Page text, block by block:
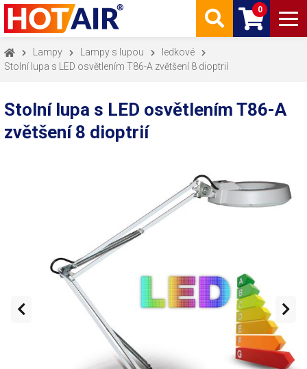
0
Lampy Lampy s lupou
ledkové
Stolní lupa s LED osvětlením T86-A zvětšení 8 dioptrií
Stolní lupa s LED osvětlením T86-A
zvětšení 8 dioptrií